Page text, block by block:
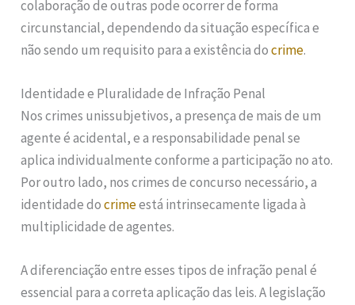
colaboração de outras pode ocorrer de forma
circunstancial, dependendo da situação específica e
não sendo um requisito para a existência docrime.
Identidade e Pluralidade de Infração Penal
Nos crimes unissubjetivos, a presença de mais de um
agente é acidental, e a responsabilidade penal se
aplica individualmente conforme a participação no ato.
Por outro lado, nos crimes de concurso necessário, a
identidade docrimeestá intrinsecamente ligada à
multiplicidade de agentes.
A diferenciação entre esses tipos de infração penal é
essencial para a correta aplicação das leis. A legislação